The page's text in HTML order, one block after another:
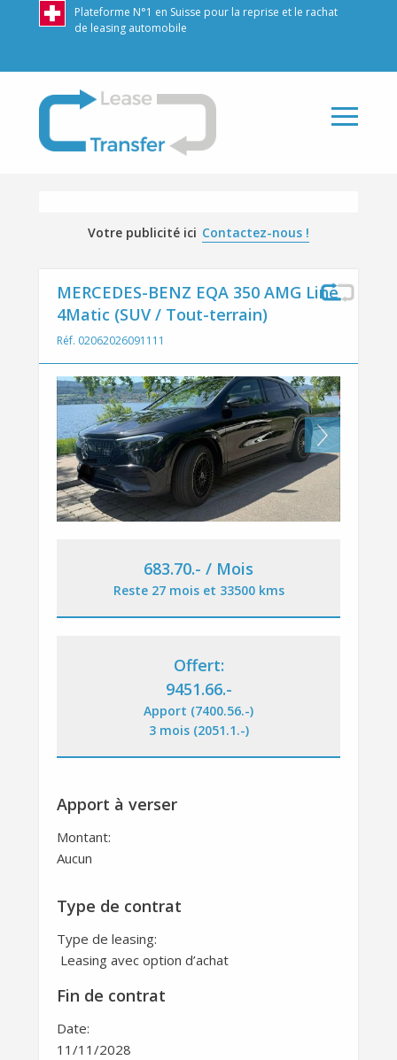
Plateforme N°1 en Suisse pour la reprise et le rachat
de leasing automobile
LeaseTransfer
Votre publicité ici Contactez-nous !
MERCEDES-BENZ EQA 350 AMG Line
4Matic (SUV / Tout-terrain)
Réf. 02062026091111
Next
683.70.- / Mois
Reste 27 mois et 33500 kms
Offert:
9451.66.-
Apport (7400.56.-)
3 mois (2051.1.-)
Apport à verser
Montant:
Aucun
Type de contrat
Type de leasing:
Leasing avec option d’achat
Fin de contrat
Date:
11/11/2028